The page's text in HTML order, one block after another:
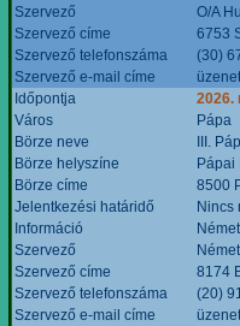
Szervező
O/A
Szervező címe
6753
Szervező telefonszáma
(30)
Szervező e-mail címe
Időpontja
2026.
Város
Pápa
Börze neve
III.
Börze helyszíne
Pápai
Börze címe
8500
Jelentkezési határidő
Nincs
Információ
Szervező
Szervező címe
8174
Szervező telefonszáma
(20)
Szervező e-mail címe